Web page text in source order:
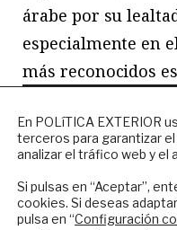
árabe por su
especialmente en
más reconocidos
en hebreo, y
una lengua a la
decirse de la
los países árabes
En POLíTICA EXTERIOR
terceros para garantizar
analizar el tráfico web y el
Si pulsas en “Aceptar”,
cookies. Si deseas
pulsa en “Configuración
Suscríbase a
reciba en su
internacional en